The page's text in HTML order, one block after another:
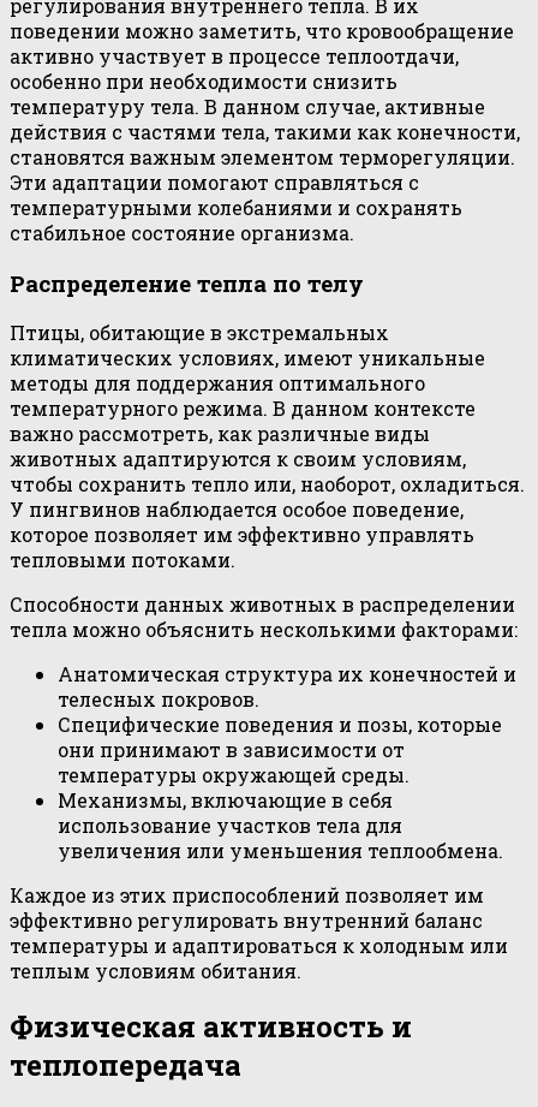
регулирования внутреннего тепла. В их
поведении можно заметить, что кровообращение
активно участвует в процессе теплоотдачи,
особенно при необходимости снизить
температуру тела. В данном случае, активные
действия с частями тела, такими как конечности,
становятся важным элементом терморегуляции.
Эти адаптации помогают справляться с
температурными колебаниями и сохранять
стабильное состояние организма.
Распределение тепла по телу
Птицы, обитающие в экстремальных
климатических условиях, имеют уникальные
методы для поддержания оптимального
температурного режима. В данном контексте
важно рассмотреть, как различные виды
животных адаптируются к своим условиям,
чтобы сохранить тепло или, наоборот, охладиться.
У пингвинов наблюдается особое поведение,
которое позволяет им эффективно управлять
тепловыми потоками.
Способности данных животных в распределении
тепла можно объяснить несколькими факторами:
Анатомическая структура их конечностей и
телесных покровов.
Специфические поведения и позы, которые
они принимают в зависимости от
температуры окружающей среды.
Механизмы, включающие в себя
использование участков тела для
увеличения или уменьшения теплообмена.
Каждое из этих приспособлений позволяет им
эффективно регулировать внутренний баланс
температуры и адаптироваться к холодным или
теплым условиям обитания.
Физическая активность и
теплопередача